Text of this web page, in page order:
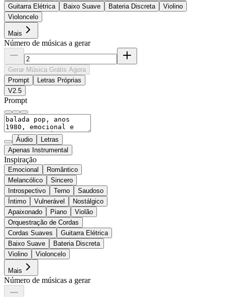
Guitarra Elétrica
Baixo Suave Bateria Discreta
Violino
Violoncelo
Mais
Número de músicas a gerar
Gerar Música Grátis Agora
Prompt
Letras Próprias
V2.5
Prompt
Áudio
Letras
Apenas Instrumental
Inspiração
Emocional
Romântico
Melancólico
Sincero
Introspectivo
Terno
Saudoso
Íntimo
Vulnerável
Nostálgico
Apaixonado
Piano
Violão
Orquestração de Cordas
Cordas Suaves
Guitarra Elétrica
Baixo Suave
Bateria Discreta
Violino
Violoncelo
Mais
Número de músicas a gerar